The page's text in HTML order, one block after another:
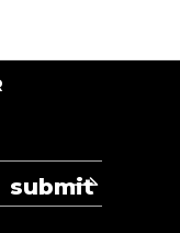
submit